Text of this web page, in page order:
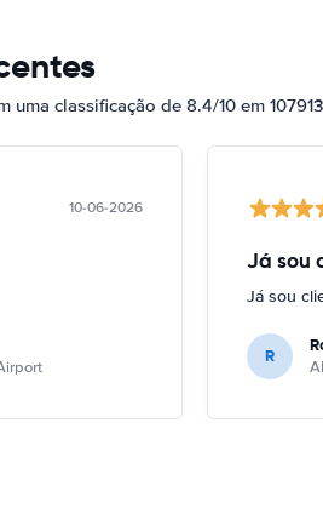
uma classificação de 8.4/10 em 107913
10-06-2026
Já sou
Já sou
R